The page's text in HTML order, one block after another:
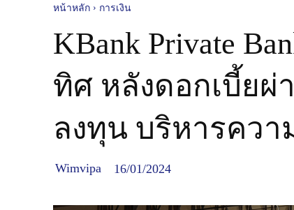
หน้าหลัก การเงิน
KBank Private
ทิศ หลังดอกเบี้ยผ่
ลงทุน บริหารควา
Wimvipa 16/01/2024